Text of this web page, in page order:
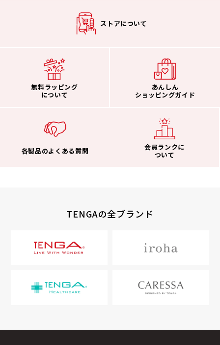
ストアについて
無料ラッピング
について
あんしん
ショッピングガイド
各製品のよくある質問
会員ランクに
ついて
TENGAの全ブランド